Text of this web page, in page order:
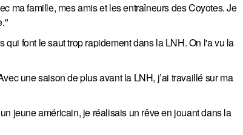
ma famille, mes amis et les entraîneurs des Coyotes. Je
qui font le saut trop rapidement dans la LNH. On l'a vu la
une saison de plus avant la LNH, j’ai travaillé sur ma
jeune américain, je réalisais un rêve en jouant dans la